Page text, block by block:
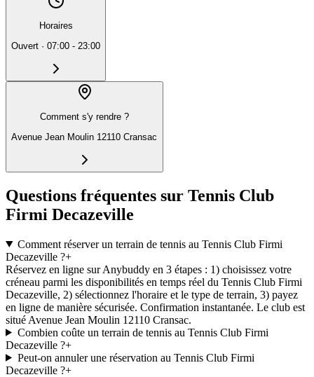
Horaires
Ouvert · 07:00 - 23:00
Comment s'y rendre ?
Avenue Jean Moulin 12110 Cransac
Questions fréquentes sur Tennis Club
Firmi Decazeville
Comment réserver un terrain de tennis au Tennis Club Firmi
Decazeville ?+
Réservez en ligne sur Anybuddy en 3 étapes : 1) choisissez votre
créneau parmi les disponibilités en temps réel du Tennis Club Firmi
Decazeville, 2) sélectionnez l'horaire et le type de terrain, 3) payez
en ligne de manière sécurisée. Confirmation instantanée. Le club est
situé Avenue Jean Moulin 12110 Cransac.
Combien coûte un terrain de tennis au Tennis Club Firmi
Decazeville ?+
Peut-on annuler une réservation au Tennis Club Firmi
Decazeville ?+